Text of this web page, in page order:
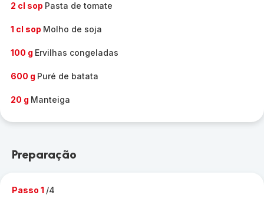
2 cl sop Pasta de tomate
1 cl sop Molho de soja
100 g Ervilhas congeladas
600 g Puré de batata
20 g Manteiga
Preparação
Passo 1 /4